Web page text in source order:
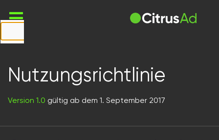
First Name
Company
Nutzungsrichtlinie
Version 1.0 gültig ab dem 1. September 2017